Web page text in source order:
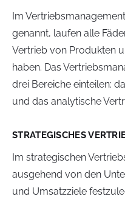
Im
genannt, laufen alle
Vertrieb von Produkten
haben. Das
drei Bereiche einteilen:
und das analytische
STRATEGISCHES
Im strategischen
ausgehend von den
und Umsatzziele